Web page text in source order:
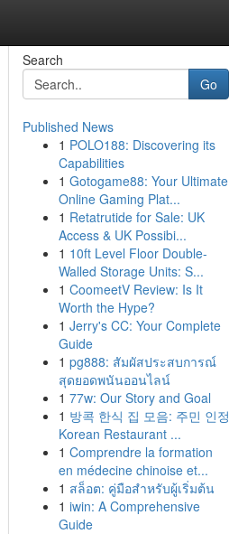
Search
Go
Published News
1 POLO188: Discovering its
Capabilities
1 Gotogame88: Your Ultimate
Online Gaming Plat...
1 Retatrutide for Sale: UK
Access & UK Possibi...
1 10ft Level Floor Double-
Walled Storage Units: S...
1 CoomeetV Review: Is It
Worth the Hype?
1 Jerry's CC: Your Complete
Guide
1 pg888: สัมผัสประสบการณ์
สุดยอดพนันออนไลน์
1 77w: Our Story and Goal
1 방콕 한식 집 모음: 주민 인정
Korean Restaurant ...
1 Comprendre la formation
en médecine chinoise et...
1 สล็อต: คู่มือสำหรับผู้เริ่มต้น
1 iwin: A Comprehensive
Guide